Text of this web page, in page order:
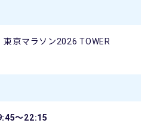
東京マラソン2026 TOWER
～22:15